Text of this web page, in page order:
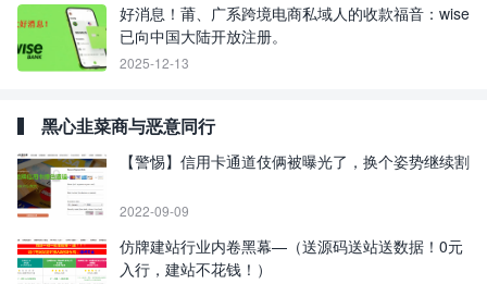
好消息！莆、广系跨境电商私域人的收款福音：wise
已向中国大陆开放注册。
2025-12-13
黑心韭菜商与恶意同行
【警惕】信用卡通道伎俩被曝光了，换个姿势继续割
2022-09-09
仿牌建站行业内卷黑幕—（送源码送站送数据！0元
入行，建站不花钱！）